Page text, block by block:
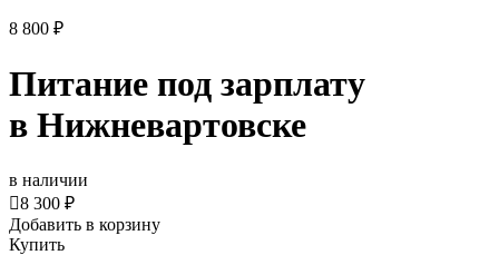
8 800 ₽
Питание под зарплату
в Нижневартовске
в наличии
8 300 ₽
Добавить в корзину
Купить